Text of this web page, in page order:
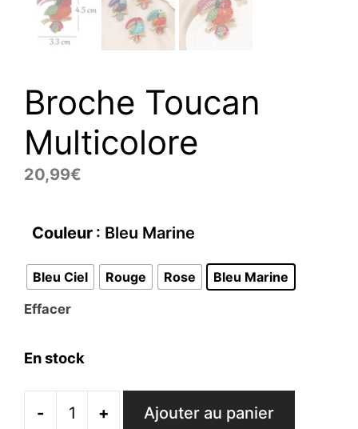
Broche Toucan
Multicolore
20,99€
Couleur : Bleu Marine
Bleu Ciel Rouge Rose
Bleu Marine
Effacer
En stock
-
quantité
+ Ajouter au panier